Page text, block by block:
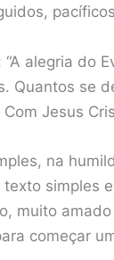
alegria do
Quantos se
Jesus
na
simples
muito
começar